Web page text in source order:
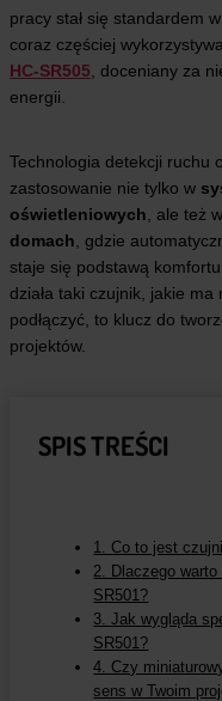
pracy stał się standardem
coraz częściej
HC-SR505 , doceniany za
energii.
Technologia detekcji ruchu
zastosowanie nie tylko w
oświetleniowych , ale też w
domach , gdzie
staje się podstawą
działa taki czujnik, jakie ma
podłączyć, to klucz do
projektów.
SPIS TREŚCI
1. Co to jest
2. Dlaczego warto
SR501?
3. Jak wygląda
SR501?
4. Czy
sens w Twoim